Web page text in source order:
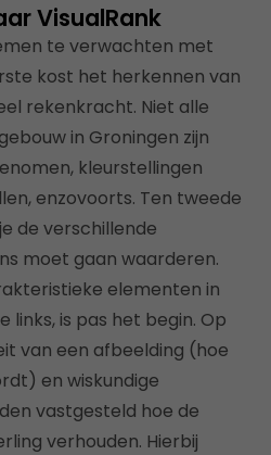
VisualRank
te verwachten met
kost het herkennen van
rekenkracht. Niet alle
in Groningen zijn
kleurstellingen
enzovoorts. Ten tweede
de verschillende
moet gaan waarderen.
elementen in
links, is pas het begin. Op
van een afbeelding (hoe
en wiskundige
vastgesteld hoe de
verhouden. Hierbij